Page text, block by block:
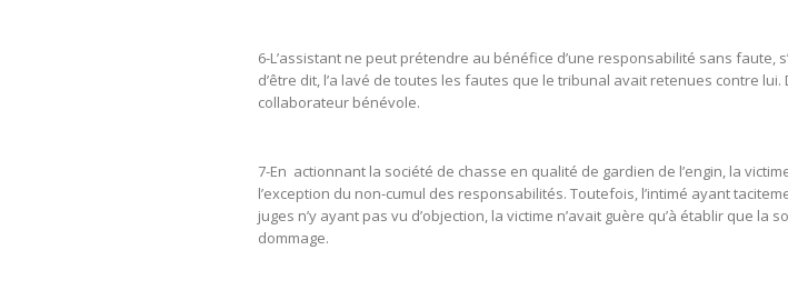
6-L’assistant ne peut prétendre au bénéfice d’une responsabilité sans faute,
d’être dit, l’a lavé de toutes les fautes que le tribunal avait retenues contre
collaborateur bénévole.
7-En actionnant la société de chasse en qualité de gardien de l’engin, la
l’exception du non-cumul des responsabilités. Toutefois, l’intimé ayant
juges n’y ayant pas vu d’objection, la victime n’avait guère qu’à établir que
dommage.